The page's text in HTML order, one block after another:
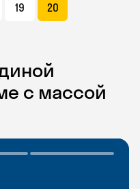
19 20
с массой